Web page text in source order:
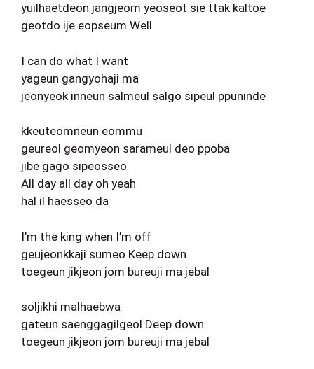
yuilhaetdeon jangjeom yeoseot sie ttak kaltoe
geotdo ije eopseum Well
I can do what I want
yageun gangyohaji ma
jeonyeok inneun salmeul salgo sipeul ppuninde
kkeuteomneun eommu
geureol geomyeon sarameul deo ppoba
jibe gago sipeosseo
All day all day oh yeah
hal il haesseo da
I’m the king when I’m off
geujeonkkaji sumeo Keep down
toegeun jikjeon jom bureuji ma jebal
soljikhi malhaebwa
gateun saenggagilgeol Deep down
toegeun jikjeon jom bureuji ma jebal